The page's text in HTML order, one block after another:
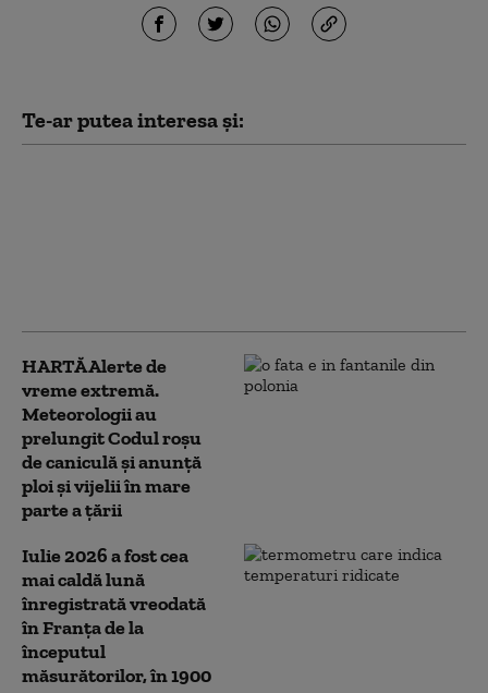
Te-ar putea interesa și:
HARTĂ Alerte de
vreme extremă.
Meteorologii au
prelungit Codul roșu
de caniculă și anunță
ploi și vijelii în mare
parte a țării
Iulie 2026 a fost cea
mai caldă lună
înregistrată vreodată
în Franța de la
începutul
măsurătorilor, în 1900